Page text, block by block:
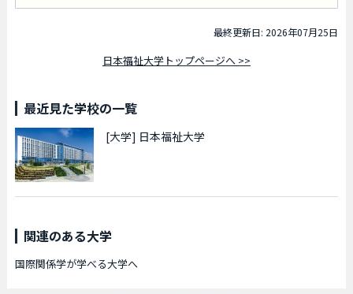
最終更新日: 2026年07月25日
日本福祉大学トップページへ >>
最近見た学校の一覧
[大学] 日本福祉大学
関連のある大学
国際関係学が学べる大学へ